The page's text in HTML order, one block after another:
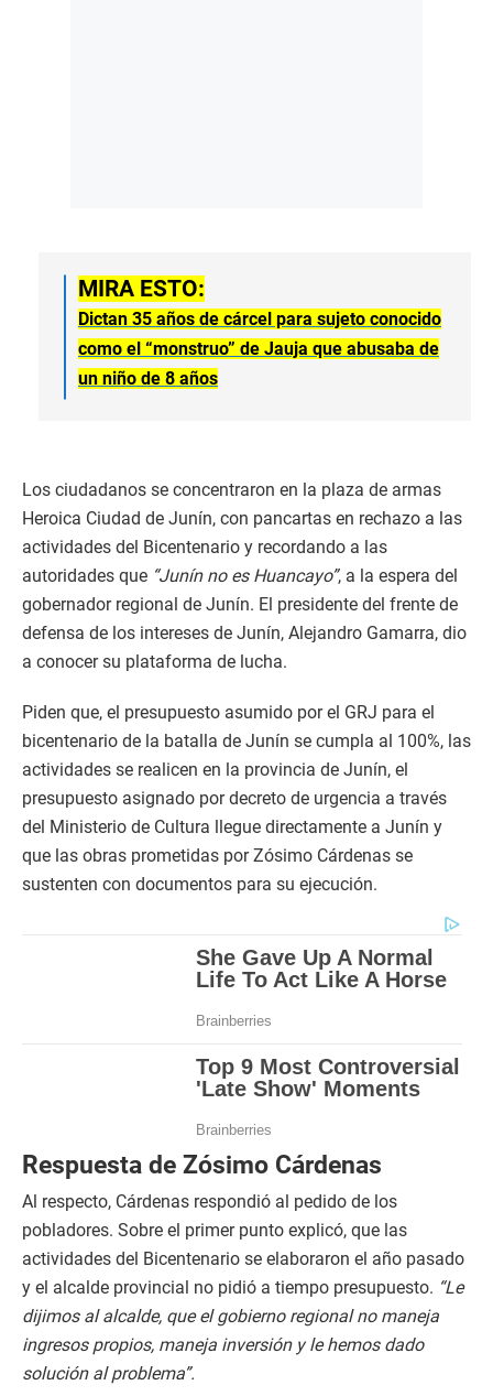
MIRA ESTO:
Dictan 35 años de cárcel para sujeto conocido
como el “monstruo” de Jauja que abusaba de
un niño de 8 años
Los ciudadanos se concentraron en la plaza de armas
Heroica Ciudad de Junín, con pancartas en rechazo a las
actividades del Bicentenario y recordando a las
autoridades que “Junín no es Huancayo”, a la espera del
gobernador regional de Junín. El presidente del frente de
defensa de los intereses de Junín, Alejandro Gamarra, dio
a conocer su plataforma de lucha.
Piden que, el presupuesto asumido por el GRJ para el
bicentenario de la batalla de Junín se cumpla al 100%, las
actividades se realicen en la provincia de Junín, el
presupuesto asignado por decreto de urgencia a través
del Ministerio de Cultura llegue directamente a Junín y
que las obras prometidas por Zósimo Cárdenas se
sustenten con documentos para su ejecución.
Respuesta de Zósimo Cárdenas
Al respecto, Cárdenas respondió al pedido de los
pobladores. Sobre el primer punto explicó, que las
actividades del Bicentenario se elaboraron el año pasado
y el alcalde provincial no pidió a tiempo presupuesto. “Le
dijimos al alcalde, que el gobierno regional no maneja
ingresos propios, maneja inversión y le hemos dado
solución al problema”.